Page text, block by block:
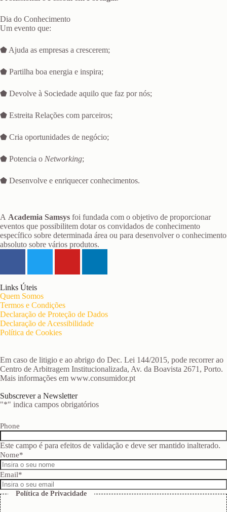
Dia do Conhecimento
Um evento que:
⬟ Ajuda as empresas a crescerem;
⬟ Partilha boa energia e inspira;
⬟ Devolve à Sociedade aquilo que faz por nós;
⬟ Estreita Relações com parceiros;
⬟ Cria oportunidades de negócio;
⬟ Potencia o Networking;
⬟ Desenvolve e enriquecer conhecimentos.
A Academia Samsys foi fundada com o objetivo de proporcionar
eventos que possibilitem dotar os convidados de conhecimento
específico sobre determinada área ou para desenvolver o conhecimento
absoluto sobre vários produtos.
Links Úteis
Quem Somos
Termos e Condições
Declaração de Proteção de Dados
Declaração de Acessibilidade
Política de Cookies
Em caso de litigio e ao abrigo do Dec. Lei 144/2015, pode recorrer ao
Centro de Arbitragem Institucionalizada, Av. da Boavista 2671, Porto.
Mais informações em www.consumidor.pt
Subscrever a Newsletter
"*" indica campos obrigatórios
Phone
Este campo é para efeitos de validação e deve ser mantido inalterado.
Nome*
Email*
Política de Privacidade